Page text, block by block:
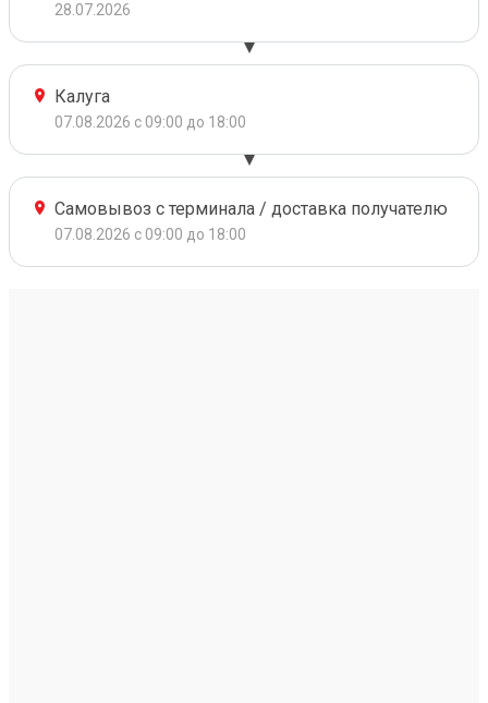
28.07.2026
Калуга
07.08.2026 с 09:00 до 18:00
Самовывоз с терминала / доставка получателю
07.08.2026 с 09:00 до 18:00